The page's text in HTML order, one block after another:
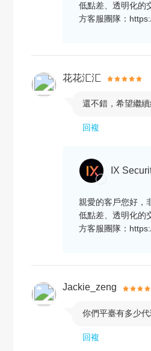
低點差、透明化的
方客服團隊：
花花汇汇
還不錯，希望繼
回複
IX
親愛的客戶您好，
低點差、透明化的
方客服團隊：
Jackie_zeng
你們平臺有多少代
回複